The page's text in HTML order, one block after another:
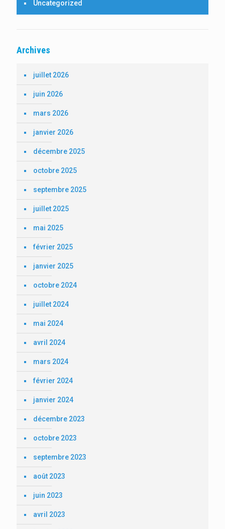
Uncategorized
Archives
juillet 2026
juin 2026
mars 2026
janvier 2026
décembre 2025
octobre 2025
septembre 2025
juillet 2025
mai 2025
février 2025
janvier 2025
octobre 2024
juillet 2024
mai 2024
avril 2024
mars 2024
février 2024
janvier 2024
décembre 2023
octobre 2023
septembre 2023
août 2023
juin 2023
avril 2023